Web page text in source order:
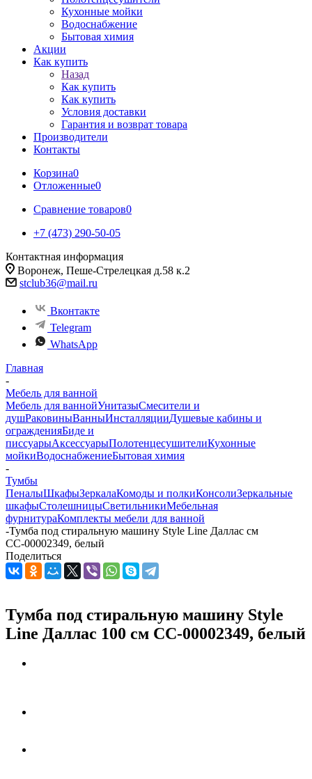
Кухонные мойки
Водоснабжение
Бытовая химия
Акции
Как купить
Назад
Как купить
Как купить
Условия доставки
Гарантия и возврат товара
Производители
Контакты
Корзина0
Отложенные0
Сравнение товаров0
+7 (473) 290-50-05
Контактная информация
Воронеж, Пеше-Стрелецкая д.58 к.2
stclub36@mail.ru
Вконтакте
Telegram
WhatsApp
Главная
-
Мебель для ванной
Мебель для ваннойУнитазыСмесители и
душРаковиныВанныИнсталляцииДушевые кабины и
огражденияБиде и
писсуарыАксессуарыПолотенцесушителиКухонные
мойкиВодоснабжениеБытовая химия
-
Тумбы
ПеналыШкафыЗеркалаКомоды и полкиКонсолиЗеркальные
шкафыСтолешницыСветильникиМебельная
фурнитураКомплекты мебели для ванной
-Тумба под стиральную машину Style Line Даллас см
СС-00002349, белый
Поделиться
Тумба под стиральную машину Style
Line Даллас 100 см СС-00002349, белый